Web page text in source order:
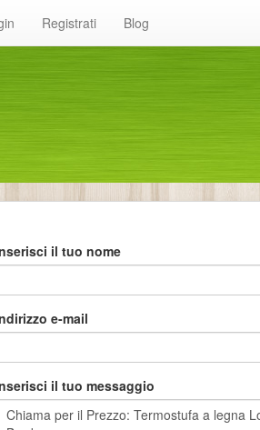
Registrati Blog
il tuo nome
e-mail
il tuo messaggio